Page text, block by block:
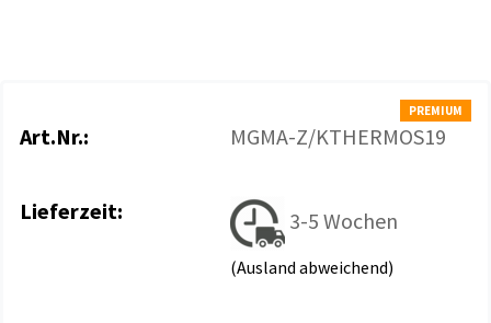
PREMIUM
Art.Nr.: MGMA-Z/KTHERMOS19
Lieferzeit: 3-5 Wochen
(Ausland abweichend)